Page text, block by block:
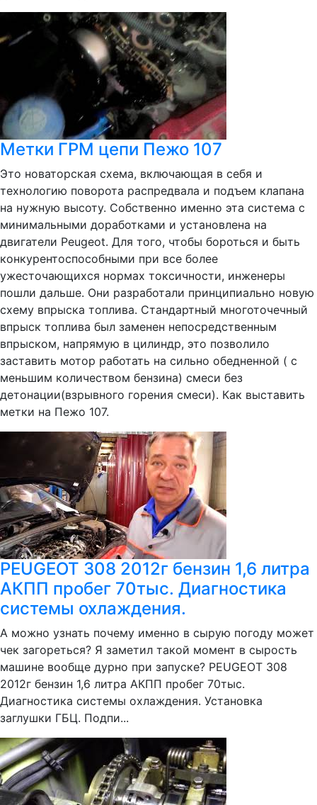
Метки ГРМ цепи Пежо 107
Это новаторская схема, включающая в себя и
технологию поворота распредвала и подъем клапана
на нужную высоту. Собственно именно эта система с
минимальными доработками и установлена на
двигатели Peugeot. Для того, чтобы бороться и быть
конкурентоспособными при все более
ужесточающихся нормах токсичности, инженеры
пошли дальше. Они разработали принципиально новую
схему впрыска топлива. Стандартный многоточечный
впрыск топлива был заменен непосредственным
впрыском, напрямую в цилиндр, это позволило
заставить мотор работать на сильно обедненной ( с
меньшим количеством бензина) смеси без
детонации(взрывного горения смеси). Как выставить
метки на Пежо 107.
PEUGEOT 308 2012г бензин 1,6 литра
АКПП пробег 70тыс. Диагностика
системы охлаждения.
А можно узнать почему именно в сырую погоду может
чек загореться? Я заметил такой момент в сырость
машине вообще дурно при запуске? PEUGEOT 308
2012г бензин 1,6 литра АКПП пробег 70тыс.
Диагностика системы охлаждения. Установка
заглушки ГБЦ. Подпи...